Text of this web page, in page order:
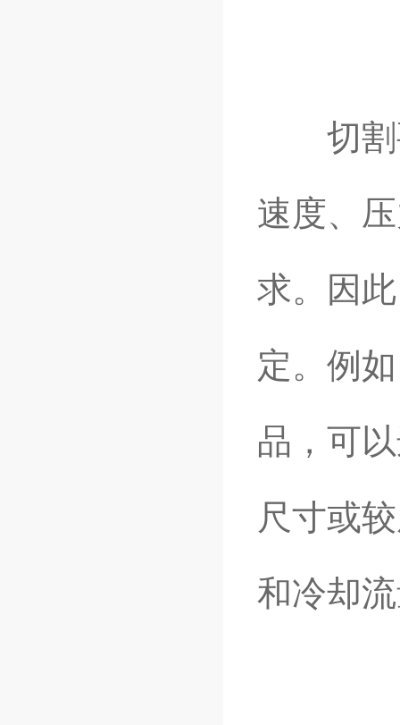
切割要
速度、
求。因
定。例
品，可
尺寸或
和冷却